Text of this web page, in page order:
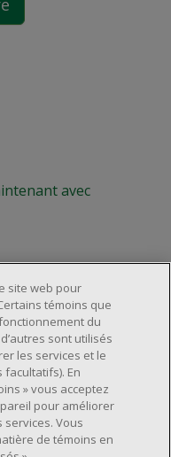
avec
les investisseurs
Nous joindre
droits réservés.
site web pour
témoins que
du
sont utilisés
les services et le
En
» vous acceptez
pour améliorer
Vous
de témoins en